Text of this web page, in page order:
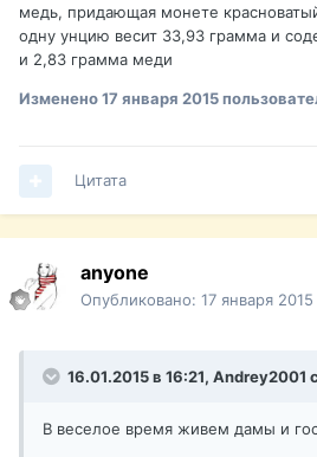
медь, придающая монете
одну унцию весит 33,93 грамма и
и 2,83 грамма меди
Изменено17 января 2015
Цитата
anyone
Опубликовано: 17 января 2015
16.01.2015 в 16:21, Andrey2001
В веселое время живем дамы и